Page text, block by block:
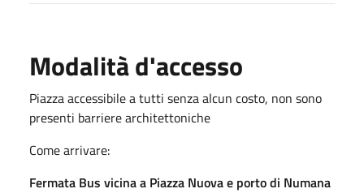
Modalità d'accesso
Piazza accessibile a tutti senza alcun costo, non sono
presenti barriere architettoniche
Come arrivare:
Fermata Bus vicina a Piazza Nuova e porto di Numana